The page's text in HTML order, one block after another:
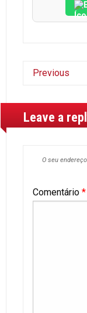
Previous
Leave a
O seu
Comentário *